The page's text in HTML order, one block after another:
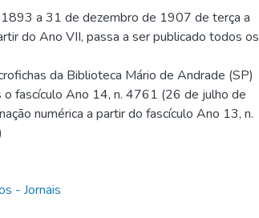
a 31 de dezembro de 1907 de terça a
do Ano VII, passa a ser publicado todos os
da Biblioteca Mário de Andrade (SP)
o fascículo Ano 14, n. 4761 (26 de julho de
numérica a partir do fascículo Ano 13, n.
- Jornais